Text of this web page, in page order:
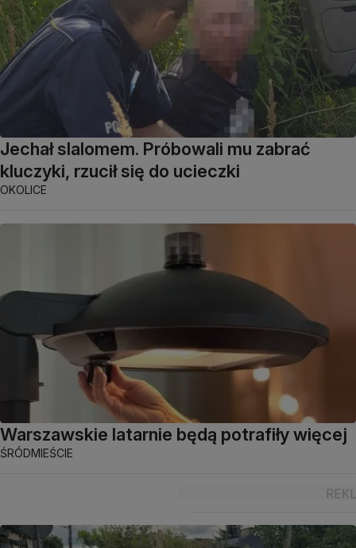
Jechał slalomem. Próbowali mu zabrać
kluczyki, rzucił się do ucieczki
OKOLICE
Warszawskie latarnie będą potrafiły więcej
ŚRÓDMIEŚCIE